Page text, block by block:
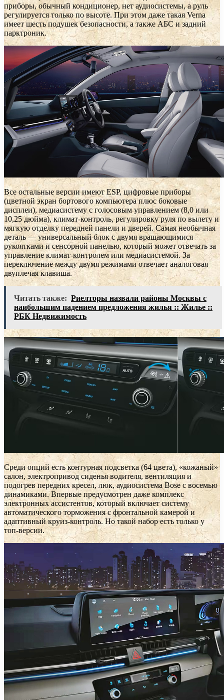
приборы, обычный кондиционер, нет аудиосистемы, а руль
регулируется только по высоте. При этом даже такая Verna
имеет шесть подушек безопасности, а также АБС и задний
парктроник.
Все остальные версии имеют ESP, цифровые приборы
(цветной экран бортового компьютера плюс боковые
дисплеи), медиасистему с голосовым управлением (8,0 или
10,25 дюйма), климат-контроль, регулировку руля по вылету и
мягкую отделку передней панели и дверей. Самая необычная
деталь — универсальный блок с двумя вращающимися
рукоятками и сенсорной панелью, который может отвечать за
управление климат-контролем или медиасистемой. За
переключение между двумя режимами отвечает аналоговая
двуплечая клавиша.
Читать также: Риелторы назвали районы Москвы с
наибольшим падением предложения жилья :: Жилье ::
РБК Недвижимость
Среди опций есть контурная подсветка (64 цвета), «кожаный»
салон, электропривод сиденья водителя, вентиляция и
подогрев передних кресел, люк, аудиосистема Bose с восемью
динамиками. Впервые предусмотрен даже комплекс
электронных ассистентов, который включает систему
автоматического торможения с фронтальной камерой и
адаптивный круиз-контроль. Но такой набор есть только у
топ-версии.